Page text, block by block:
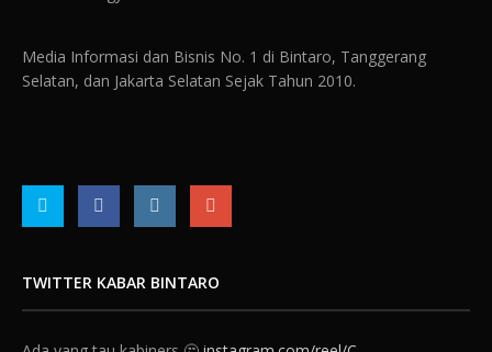
Media Informasi dan Bisnis No. 1 di Bintaro, Tanggerang
Selatan, dan Jakarta Selatan Sejak Tahun 2010.
TWITTER KABAR BINTARO